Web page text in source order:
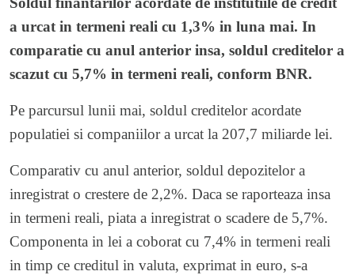
a urcat in termeni reali cu 1,3% in luna mai. In
comparatie cu anul anterior insa, soldul creditelor a
scazut cu 5,7% in termeni reali, conform BNR.
Pe parcursul lunii mai, soldul creditelor acordate
populatiei si companiilor a urcat la 207,7 miliarde lei.
Comparativ cu anul anterior, soldul depozitelor a
inregistrat o crestere de 2,2%. Daca se raporteaza insa
in termeni reali, piata a inregistrat o scadere de 5,7%.
Componenta in lei a coborat cu 7,4% in termeni reali
in timp ce creditul in valuta, exprimat in euro, s-a